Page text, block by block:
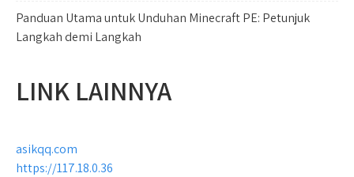
Panduan Utama untuk Unduhan Minecraft PE: Petunjuk
Langkah demi Langkah
LINK LAINNYA
asikqq.com
https://117.18.0.36